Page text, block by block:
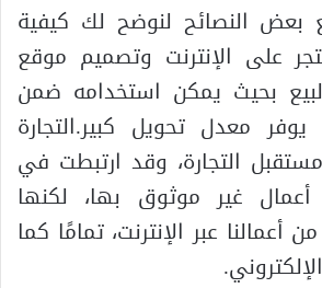
بعض النصائح لنوضح لك كيفية
على الإنترنت وتصميم موقع
بحيث يمكن استخدامه ضمن
معدل تحويل كبير.التجارة
التجارة، وقد ارتبطت في
غير موثوق بها، لكنها
أعمالنا عبر الإنترنت، تمامًا كما